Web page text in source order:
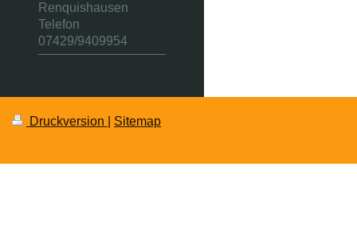
Renquishausen
Telefon
07429/9409954
Druckversion Sitemap